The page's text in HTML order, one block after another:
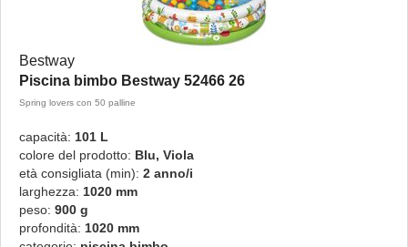
Bestway
Piscina bimbo Bestway 52466 26
Spring lovers con 50 palline
capacità: 101 L
colore del prodotto: Blu, Viola
età consigliata (min): 2 anno/i
larghezza: 1020 mm
peso: 900 g
profondità: 1020 mm